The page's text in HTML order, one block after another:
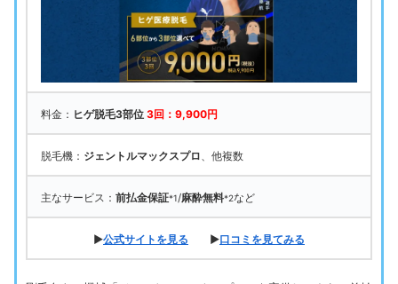
料金： ヒゲ脱毛3部位 3回：9,900円
脱毛機： ジェントルマックスプロ、他複数
主なサービス： 前払金保証*1/麻酔無料*2など
▶公式サイトを見る ▶口コミを見てみる